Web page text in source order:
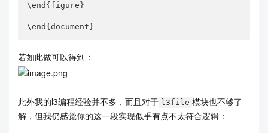
\end{figure}
\end{document}
若如此做可以得到：
此外我的l3编程经验并不多，而且对于 l3file 模块也不够了
解，但我仍感觉你的这一段实现似乎有点不太符合逻辑：